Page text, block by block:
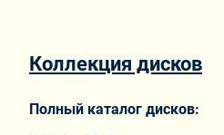
Коллекция дисков
Полный каталог дисков: